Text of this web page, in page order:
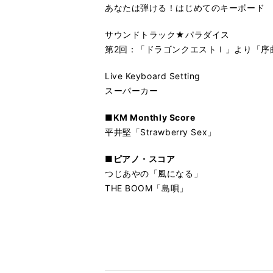
あなたは弾ける！はじめてのキーボード
サウンドトラック★パラダイス
第2回：「ドラゴンクエストＩ」より「序
Live Keyboard Setting
スーパーカー
■KM Monthly Score
平井堅「Strawberry Sex」
■ピアノ・スコア
つじあやの「風になる」
THE BOOM「島唄」